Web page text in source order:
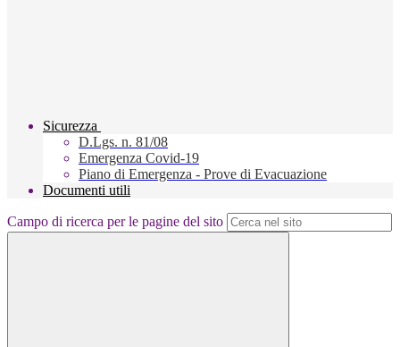
Sicurezza
D.Lgs. n. 81/08
Emergenza Covid-19
Piano di Emergenza - Prove di Evacuazione
Documenti utili
Campo di ricerca per le pagine del sito